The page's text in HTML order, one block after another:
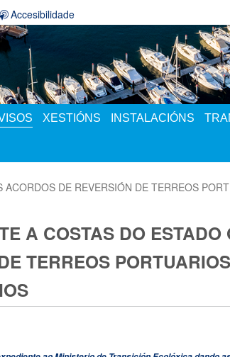
Accesibilidade
XESTIÓNS INSTALACIÓNS
DE REVERSIÓN DE TERREOS
A COSTAS DO ESTADO
TERREOS PORTUARIOS